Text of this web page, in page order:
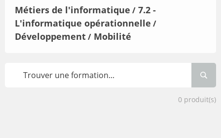
Métiers de l'informatique / 7.2 -
L'informatique opérationnelle /
Développement/ Mobilité
0 produit(s)